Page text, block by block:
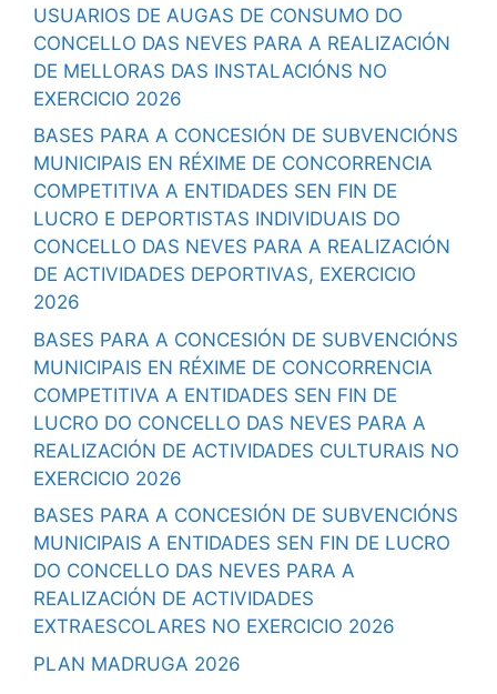
USUARIOS DE AUGAS DE CONSUMO DO
CONCELLO DAS NEVES PARA A REALIZACIÓN
DE MELLORAS DAS INSTALACIÓNS NO
EXERCICIO 2026
BASES PARA A CONCESIÓN DE SUBVENCIÓNS
MUNICIPAIS EN RÉXIME DE CONCORRENCIA
COMPETITIVA A ENTIDADES SEN FIN DE
LUCRO E DEPORTISTAS INDIVIDUAIS DO
CONCELLO DAS NEVES PARA A REALIZACIÓN
DE ACTIVIDADES DEPORTIVAS, EXERCICIO
2026
BASES PARA A CONCESIÓN DE SUBVENCIÓNS
MUNICIPAIS EN RÉXIME DE CONCORRENCIA
COMPETITIVA A ENTIDADES SEN FIN DE
LUCRO DO CONCELLO DAS NEVES PARA A
REALIZACIÓN DE ACTIVIDADES CULTURAIS NO
EXERCICIO 2026
BASES PARA A CONCESIÓN DE SUBVENCIÓNS
MUNICIPAIS A ENTIDADES SEN FIN DE LUCRO
DO CONCELLO DAS NEVES PARA A
REALIZACIÓN DE ACTIVIDADES
EXTRAESCOLARES NO EXERCICIO 2026
PLAN MADRUGA 2026